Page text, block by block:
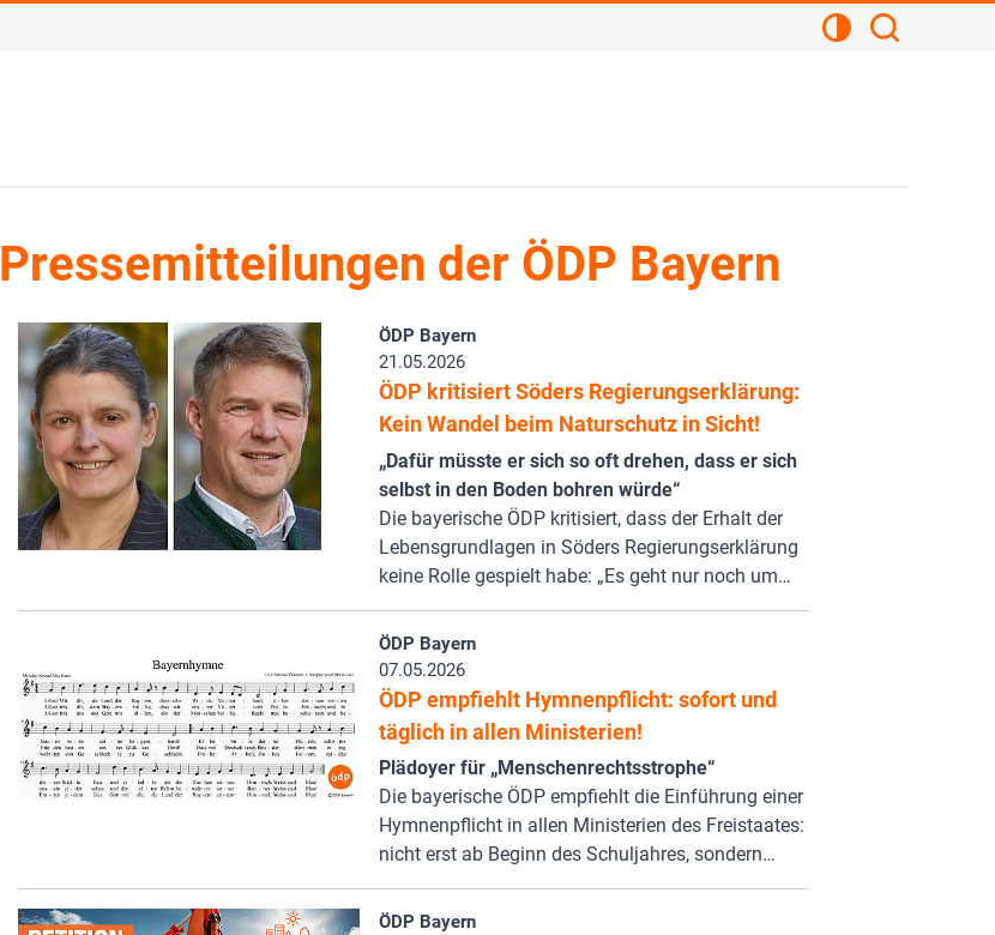
Kontrastansicht
Pressemitteilungen der ÖDP Bayern
ÖDP Bayern
21.05.2026
ÖDP kritisiert Söders Regierungserklärung:
Kein Wandel beim Naturschutz in Sicht!
„Dafür müsste er sich so oft drehen, dass er sich
selbst in den Boden bohren würde“
Die bayerische ÖDP kritisiert, dass der Erhalt der
Lebensgrundlagen in Söders Regierungserklärung
keine Rolle gespielt habe: „Es geht nur noch um…
ÖDP Bayern
07.05.2026
ÖDP empfiehlt Hymnenpflicht: sofort und
täglich in allen Ministerien!
Plädoyer für „Menschenrechtsstrophe“
Die bayerische ÖDP empfiehlt die Einführung einer
Hymnenpflicht in allen Ministerien des Freistaates:
nicht erst ab Beginn des Schuljahres, sondern…
ÖDP Bayern